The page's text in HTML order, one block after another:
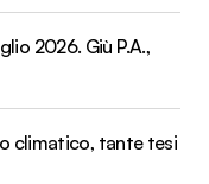
2026. Giù P.A.,
climatico, tante tesi